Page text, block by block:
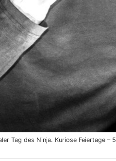
Tag des Ninja. Kuriose Feiertage –